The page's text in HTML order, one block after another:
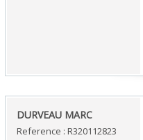
‎DURVEAU MARC‎
Reference : R320112823